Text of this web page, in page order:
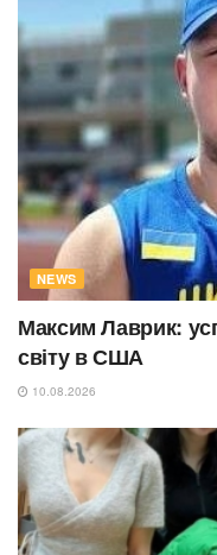
NEWS
Максим Лаврик:
світу в США
10.08.2026